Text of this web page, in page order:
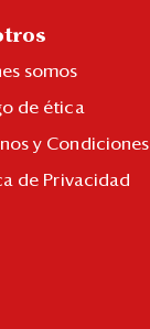
somos
de ética
y Condiciones
de Privacidad